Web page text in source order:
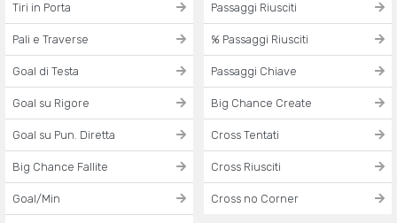
Tiri in Porta
Pali e Traverse
Goal di Testa
Goal su Rigore
Goal su Pun. Diretta
Big Chance Fallite
Goal/Min
Passaggi Riusciti
% Passaggi Riusciti
Passaggi Chiave
Big Chance Create
Cross Tentati
Cross Riusciti
Cross no Corner